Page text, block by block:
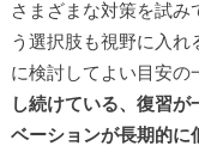
さまざまな対策を試み
う選択肢も視野に入れ
に検討してよい目安の
し続けている、復習
ベーションが長期的に